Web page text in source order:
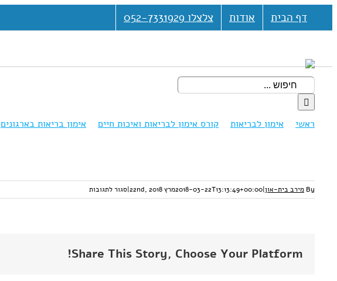
דף הבית אודות צלצלו 052-7331929
חיפוש...
ראשי אימון לבריאות קורס אימון לבריאות ואיכות חיים אימון בריאות בארגונים
By מירב בית-און|
2018-03-22T13:13:49+00:00מרץ 22nd, 2018 |סגור לתגובותעל
הקשבה
Share This Story, Choose Your Platform!